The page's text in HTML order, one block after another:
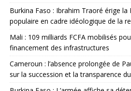
Burkina Faso : Ibrahim Traoré érige
populaire en cadre idéologique de la
Mali : 109 milliards FCFA mobilisés
financement des infrastructures
Cameroun : l’absence prolongée de
sur la succession et la transparence